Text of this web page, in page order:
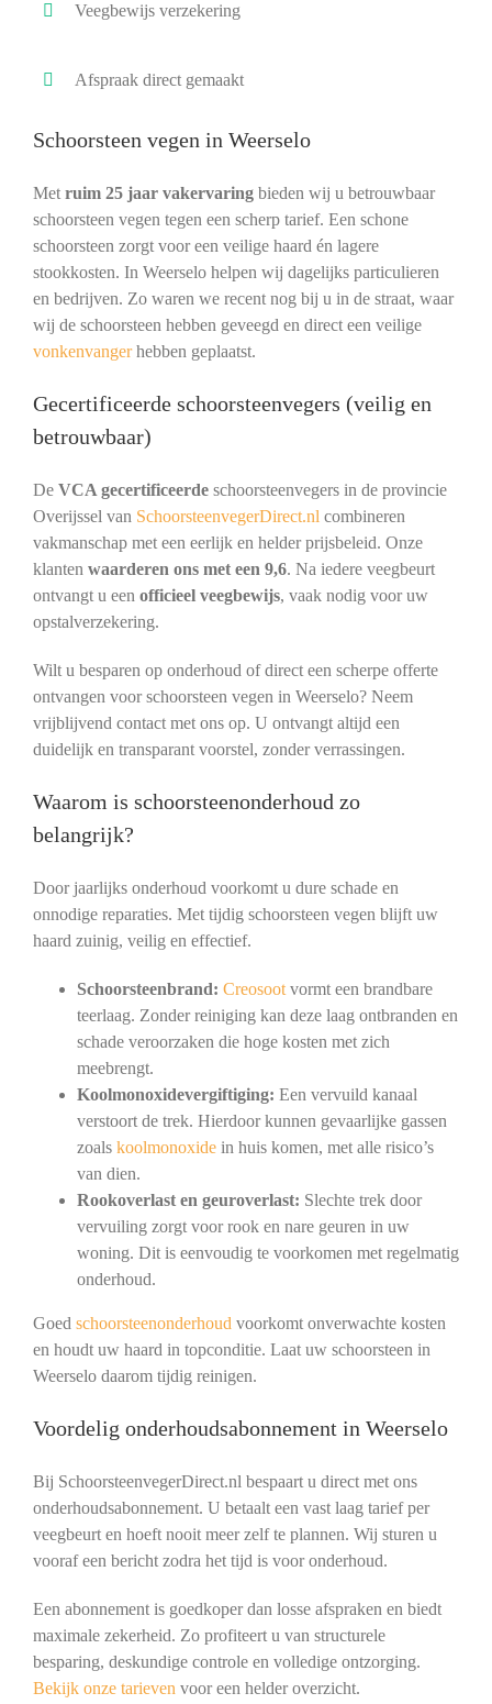
Veegbewijs verzekering
Afspraak direct gemaakt
Schoorsteen vegen in Weerselo
Met ruim 25 jaar vakervaringbieden wij u betrouwbaar
schoorsteen vegen tegen een scherp tarief. Een schone
schoorsteen zorgt voor een veilige haard én lagere
stookkosten. In Weerselo helpen wij dagelijks particulieren
en bedrijven. Zo waren we recent nog bij u in de straat, waar
wij de schoorsteen hebben geveegd en direct een veilige
vonkenvangerhebben geplaatst.
Gecertificeerde schoorsteenvegers (veilig en
betrouwbaar)
De VCA gecertificeerdeschoorsteenvegers in de provincie
Overijssel van SchoorsteenvegerDirect.nl combineren
vakmanschap met een eerlijk en helder prijsbeleid. Onze
klanten waarderen ons met een 9,6. Na iedere veegbeurt
ontvangt u een officieel veegbewijs, vaak nodig voor uw
opstalverzekering.
Wilt u besparen op onderhoud of direct een scherpe offerte
ontvangen voor schoorsteen vegen in Weerselo? Neem
vrijblijvend contact met ons op. U ontvangt altijd een
duidelijk en transparant voorstel, zonder verrassingen.
Waarom is schoorsteenonderhoud zo
belangrijk?
Door jaarlijks onderhoud voorkomt u dure schade en
onnodige reparaties. Met tijdig schoorsteen vegen blijft uw
haard zuinig, veilig en effectief.
Schoorsteenbrand: Creosootvormt een brandbare
teerlaag. Zonder reiniging kan deze laag ontbranden en
schade veroorzaken die hoge kosten met zich
meebrengt.
Koolmonoxidevergiftiging: Een vervuild kanaal
verstoort de trek. Hierdoor kunnen gevaarlijke gassen
zoals koolmonoxidein huis komen, met alle risico’s
van dien.
Rookoverlast en geuroverlast: Slechte trek door
vervuiling zorgt voor rook en nare geuren in uw
woning. Dit is eenvoudig te voorkomen met regelmatig
onderhoud.
Goed schoorsteenonderhoud voorkomt onverwachte kosten
en houdt uw haard in topconditie. Laat uw schoorsteen in
Weerselo daarom tijdig reinigen.
Voordelig onderhoudsabonnement in Weerselo
Bij SchoorsteenvegerDirect.nl bespaart u direct met ons
onderhoudsabonnement. U betaalt een vast laag tarief per
veegbeurt en hoeft nooit meer zelf te plannen. Wij sturen u
vooraf een bericht zodra het tijd is voor onderhoud.
Een abonnement is goedkoper dan losse afspraken en biedt
maximale zekerheid. Zo profiteert u van structurele
besparing, deskundige controle en volledige ontzorging.
Bekijk onze tarieven voor een helder overzicht.